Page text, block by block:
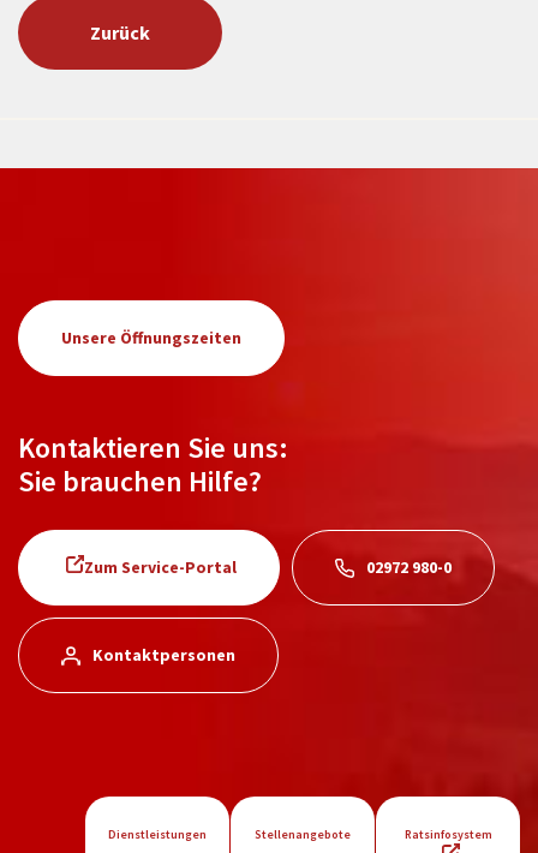
Zurück
Unsere Öffnungszeiten
Kontaktieren Sie uns:
Sie brauchen Hilfe?
Zum Service-Portal 02972 980-0
Kontaktpersonen
Dienstleistungen Stellenangebote Ratsinfosystem